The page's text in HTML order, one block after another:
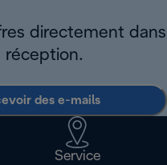
directement dans
des e-mails
Service